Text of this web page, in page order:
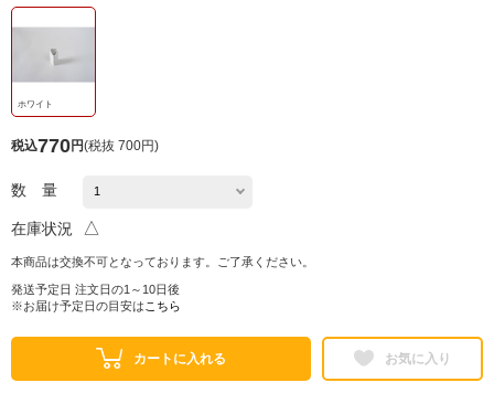
ホワイト
税込770円(税抜 700円)
数 量
在庫状況 △
本商品は交換不可となっております。ご了承ください。
発送予定日 注文日の1～10日後
※お届け予定日の目安は こちら
カートに入れる お気に入り